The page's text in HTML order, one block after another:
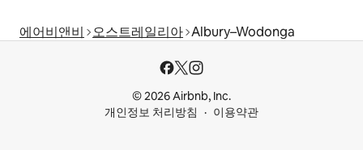
에어비앤비 오스트레일리아 Albury–Wodonga
© 2026 Airbnb, Inc.
개인정보 처리방침
이용약관